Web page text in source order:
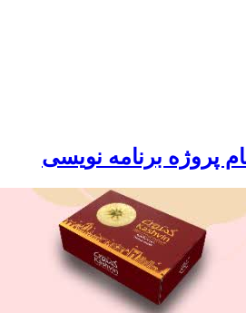
پروژه برنامه نویسی